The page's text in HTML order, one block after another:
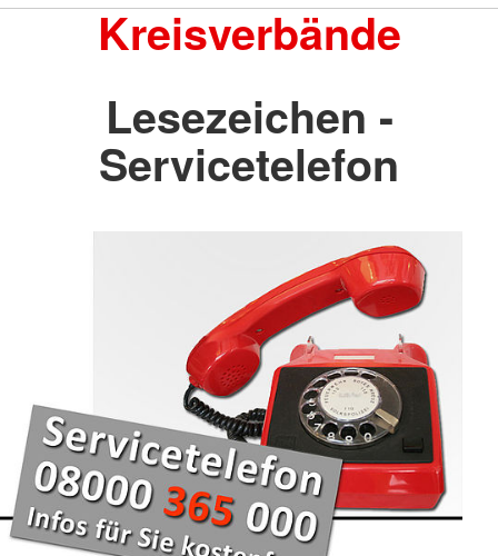
Kreisverbände
Lesezeichen -
Servicetelefon